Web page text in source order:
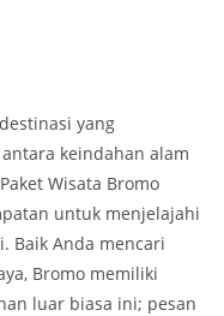
yang
keindahan alam
Wisata Bromo
untuk menjelajahi
Baik Anda mencari
Bromo memiliki
luar biasa ini; pesan